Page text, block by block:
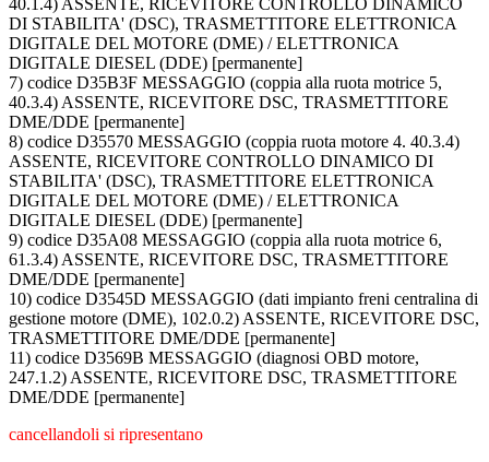
DI STABILITA' (DSC), TRASMETTITORE ELETTRONICA
DIGITALE DEL MOTORE (DME) / ELETTRONICA
DIGITALE DIESEL (DDE) [permanente]
7) codice D35B3F MESSAGGIO (coppia alla ruota motrice 5,
40.3.4) ASSENTE, RICEVITORE DSC, TRASMETTITORE
DME/DDE [permanente]
8) codice D35570 MESSAGGIO (coppia ruota motore 4. 40.3.4)
ASSENTE, RICEVITORE CONTROLLO DINAMICO DI
STABILITA' (DSC), TRASMETTITORE ELETTRONICA
DIGITALE DEL MOTORE (DME) / ELETTRONICA
DIGITALE DIESEL (DDE) [permanente]
9) codice D35A08 MESSAGGIO (coppia alla ruota motrice 6,
61.3.4) ASSENTE, RICEVITORE DSC, TRASMETTITORE
DME/DDE [permanente]
10) codice D3545D MESSAGGIO (dati impianto freni centralina di
gestione motore (DME), 102.0.2) ASSENTE, RICEVITORE DSC,
TRASMETTITORE DME/DDE [permanente]
11) codice D3569B MESSAGGIO (diagnosi OBD motore,
247.1.2) ASSENTE, RICEVITORE DSC, TRASMETTITORE
DME/DDE [permanente]
cancellandoli si ripresentano